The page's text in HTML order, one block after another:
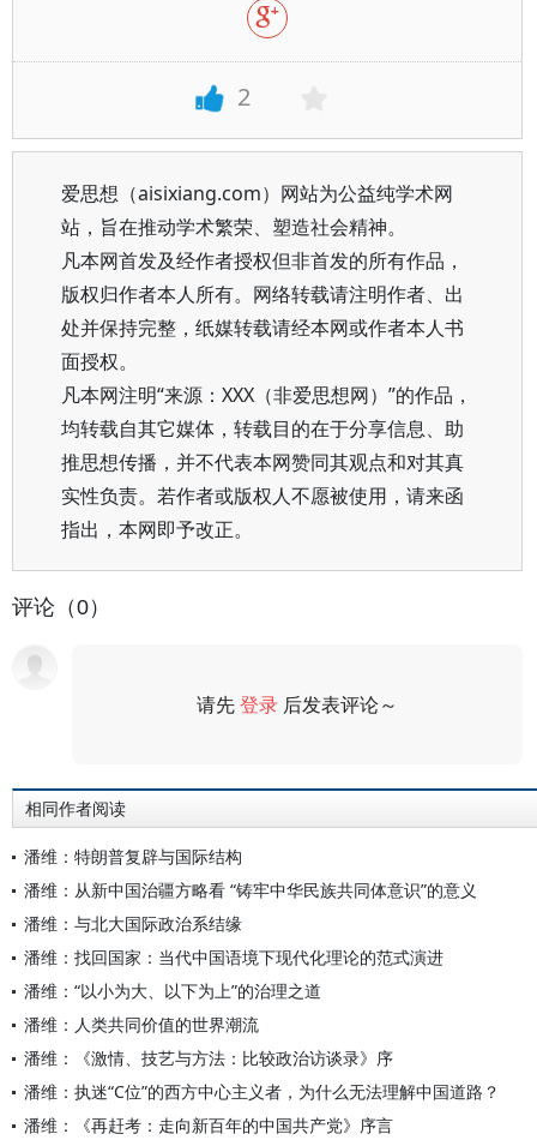
2
爱思想（aisixiang.com）网站为公益纯学术网
站，旨在推动学术繁荣、塑造社会精神。
凡本网首发及经作者授权但非首发的所有作品，
版权归作者本人所有。网络转载请注明作者、出
处并保持完整，纸媒转载请经本网或作者本人书
面授权。
凡本网注明“来源：XXX（非爱思想网）”的作品，
均转载自其它媒体，转载目的在于分享信息、助
推思想传播，并不代表本网赞同其观点和对其真
实性负责。若作者或版权人不愿被使用，请来函
指出，本网即予改正。
评论（0）
请先登录 后发表评论～
相同作者阅读
潘维：特朗普复辟与国际结构
潘维：从新中国治疆方略看 “铸牢中华民族共同体意识”的意义
潘维：与北大国际政治系结缘
潘维：找回国家：当代中国语境下现代化理论的范式演进
潘维：“以小为大、以下为上”的治理之道
潘维：人类共同价值的世界潮流
潘维：《激情、技艺与方法：比较政治访谈录》序
潘维：执迷“C位”的西方中心主义者，为什么无法理解中国道路？
潘维：《再赶考：走向新百年的中国共产党》序言